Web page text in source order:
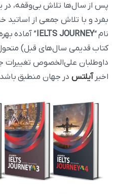
پس از سال‌ها تلاش بی‌وقفه، در
بفرد و با تلاش جمعی از اساتید
نام “IELTS JOURNEY” آماده
کتاب قدیمی سال‌های قبل)
داوطلبان علی‌الخصوص
اخیرآیلتس در جهان منطبق